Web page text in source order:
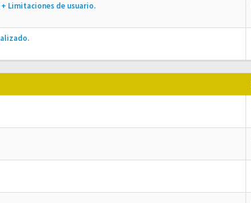
Limitaciones de usuario.